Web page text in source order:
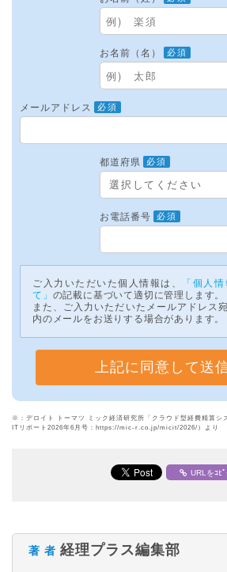
お名前（名） 必須
メールアドレス 必須
都道府県 必須
お電話番号 必須
ご入力いただいた個人情報は、
「個人
て」 の記載に基づいて適切に管理します。
また、ご入力いただいたメールアドレス
内のメールをお送りする場合があります。
※：デロイト トーマツ ミック経済研究所「クラウド型経費精算シ
ITリポート2026年6月号：https://mic-r.co.jp/micit/2026/）より
URLをｺﾋ
著 者 経理プラス編集部